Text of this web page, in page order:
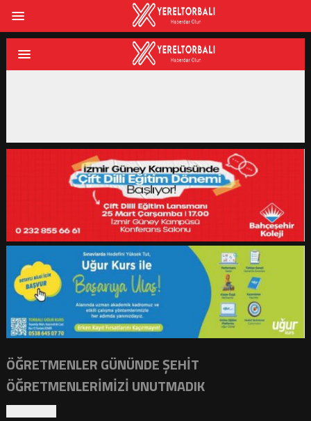
ÖĞRETMENLER GÜNÜNDE ŞEHIT
ÖĞRETMENLERIMIZI UNUTMADIK